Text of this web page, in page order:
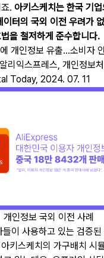
. 아키스케치는 한국 기
이터의 국외 이전 우려가
을 철저하게 준수합니다.
개인정보 유출...소비자
리익스프레스, 개인정보
Today, 2024. 07. 11
인정보 국외 이전 사례
이 사용하고 있는 검증된
키스케치의 가구배치 시